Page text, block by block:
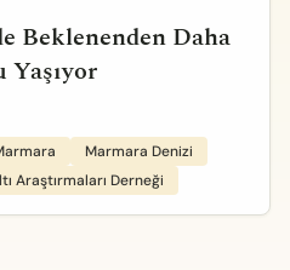
Beklenenden Daha
Marmara Denizi
Araştırmaları Derneği